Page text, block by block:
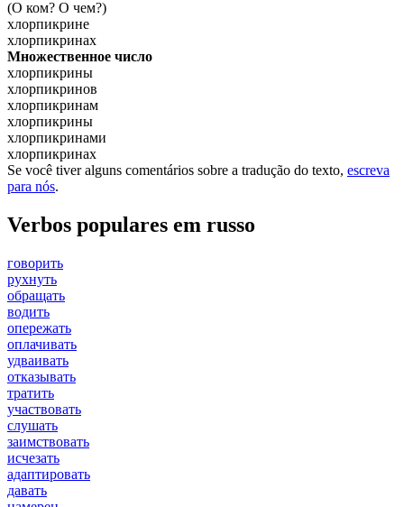
(О ком? О чем?)
хлорпикрине
хлорпикринах
Множественное число
хлорпикрины
хлорпикринов
хлорпикринам
хлорпикрины
хлорпикринами
хлорпикринах
Se você tiver alguns comentários sobre a tradução do texto, escreva
para nós.
Verbos populares em russo
говорить
рухнуть
обращать
водить
опережать
оплачивать
удваивать
отказывать
тратить
участвовать
слушать
заимствовать
исчезать
адаптировать
давать